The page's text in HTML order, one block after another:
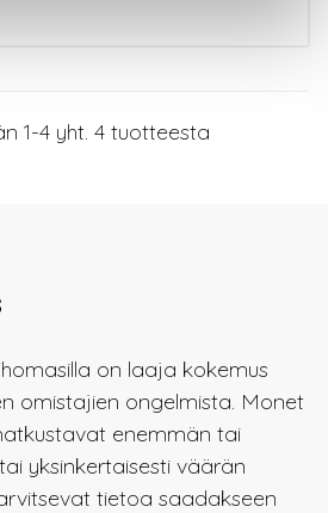
1-4 yht. 4 tuotteesta
on laaja kokemus
omistajien ongelmista. Monet
enemmän tai
yksinkertaisesti väärän
tietoa saadakseen